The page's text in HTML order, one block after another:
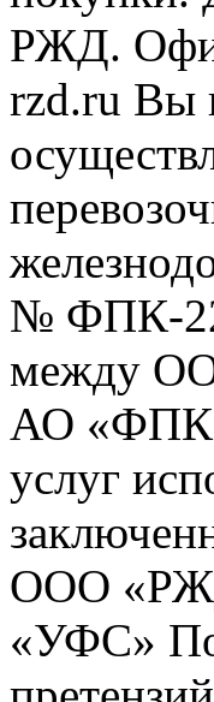
РЖД.
rzd.ru Вы
№ ФПК-
между
АО
услуг
ООО
«УФС» По